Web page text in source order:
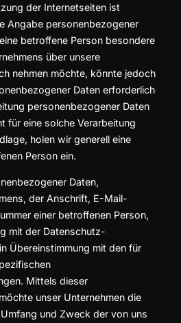
der Internetseiten ist
Angabe personenbezogener
betroffene Person besondere
über unsere
nehmen möchte, könnte jedoch
Daten erforderlich
personenbezogener Daten
für eine solche Verarbeitung
holen wir generell eine
Person ein.
Daten,
der Anschrift, E-Mail-
einer betroffenen Person,
mit der Datenschutz-
Übereinstimmung mit den für
Mittels dieser
unser Unternehmen die
und Zweck der von uns